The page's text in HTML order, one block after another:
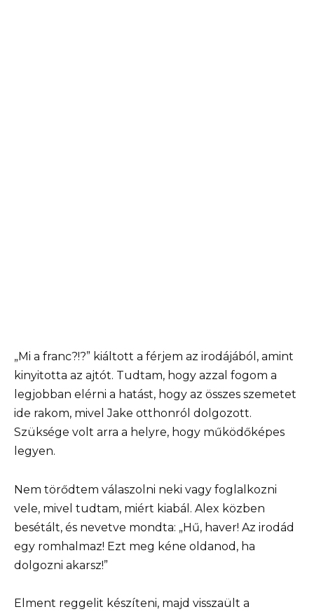
„Mi a franc?!?” kiáltott a férjem az irodájából, amint
kinyitotta az ajtót. Tudtam, hogy azzal fogom a
legjobban elérni a hatást, hogy az összes szemetet
ide rakom, mivel Jake otthonról dolgozott.
Szüksége volt arra a helyre, hogy működőképes
legyen.
Nem törődtem válaszolni neki vagy foglalkozni
vele, mivel tudtam, miért kiabál. Alex közben
besétált, és nevetve mondta: „Hű, haver! Az irodád
egy romhalmaz! Ezt meg kéne oldanod, ha
dolgozni akarsz!”
Elment reggelit készíteni, majd visszaült a